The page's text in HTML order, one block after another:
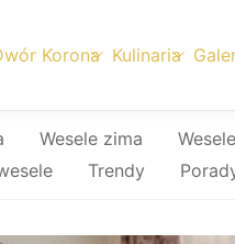
Korona Kulinaria
Wesele zima
Trendy